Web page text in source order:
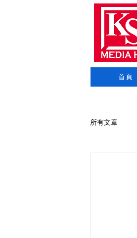
首頁
所有文章